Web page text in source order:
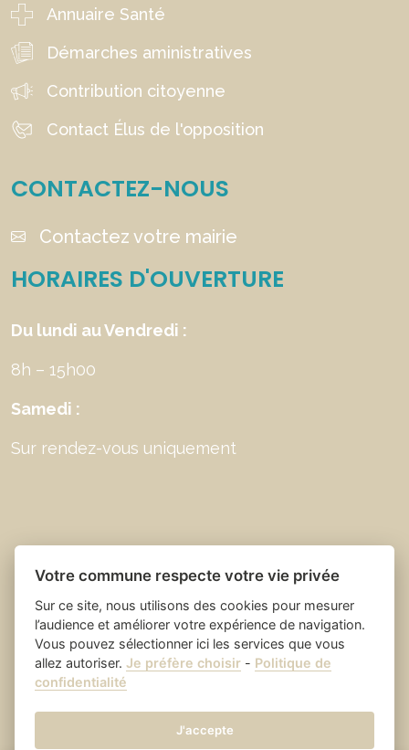
Annuaire Santé
Démarches aministratives
Contribution citoyenne
Contact Élus de l'opposition
CONTACTEZ-NOUS
Contactez votre mairie
HORAIRES D'OUVERTURE
Du lundi au Vendredi :
8h – 15h00
Samedi :
Sur rendez-vous uniquement
Place du village la solution web
et appli des collectivités
- Saint Laurent
Mentions légales-- Gestion des cookies
Votre commune respecte votre vie privée
Sur ce site, nous utilisons des cookies pour mesurer
l’audience et améliorer votre expérience de navigation.
Vous pouvez sélectionner ici les services que vous
allez autoriser.Je préfère choisir - Politique de
confidentialité
J'accepte